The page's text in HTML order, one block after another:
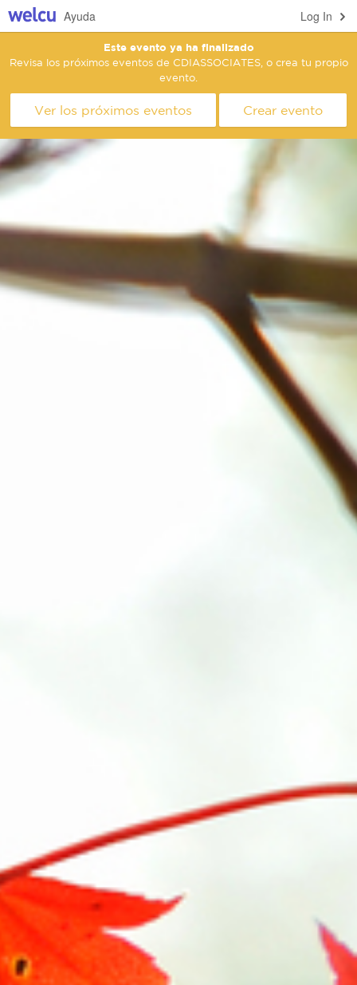
Log In
Ayuda
Este evento ya ha finalizado
Revisa los próximos eventos de CDIASSOCIATES, o crea tu propio
evento.
Ver los próximos eventos Crear evento